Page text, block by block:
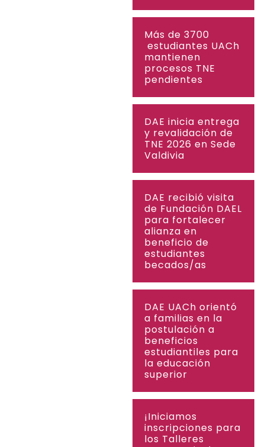
Más de 3700
estudiantes UACh
mantienen
procesos TNE
pendientes
DAE inicia entrega
y revalidación de
TNE 2026 en Sede
Valdivia
DAE recibió visita
de Fundación DAEL
para fortalecer
alianza en
beneficio de
estudiantes
becados/as
DAE UACh orientó
a familias en la
postulación a
beneficios
estudiantiles para
la educación
superior
¡Iniciamos
inscripciones para
los Talleres